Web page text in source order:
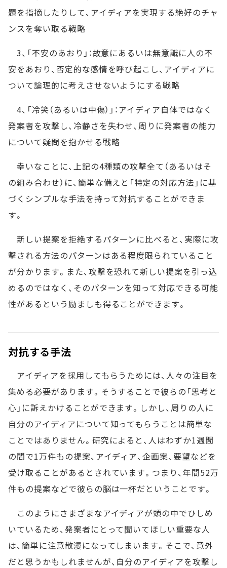
題を指摘したりして、アイディアを実現する絶好のチャ
ンスを奪い取る戦略
3、「不安のあおり」：故意にあるいは無意識に人の不
安をあおり、否定的な感情を呼び起こし、アイディアに
ついて論理的に考えさせないようにする戦略
4、「冷笑（あるいは中傷）」：アイディア自体ではなく
発案者を攻撃し、冷静さを失わせ、周りに発案者の能力
について疑問を抱かせる戦略
幸いなことに、上記の4種類の攻撃全て（あるいはそ
の組み合わせ）に、簡単な備えと「特定の対応方法」に基
づくシンプルな手法を持って対抗することができま
す。
新しい提案を拒絶するパターンに比べると、実際に攻
撃される方法のパターンはある程度限られていること
が分かります。また、攻撃を恐れて新しい提案を引っ込
めるのではなく、そのパターンを知って対応できる可能
性があるという励ましも得ることができます。
対抗する手法
アイディアを採用してもらうためには、人々の注目を
集める必要があります。そうすることで彼らの「思考と
心」に訴えかけることができます。しかし、周りの人に
自分のアイディアについて知ってもらうことは簡単な
ことではありません。研究によると、人はわずか1週間
の間で1万件もの提案、アイディア、企画案、要望などを
受け取ることがあるとされています。つまり、年間52万
件もの提案などで彼らの脳は一杯だということです。
このようにさまざまなアイディアが頭の中でひしめ
いているため、発案者にとって聞いてほしい重要な人
は、簡単に注意散漫になってしまいます。そこで、意外
だと思うかもしれませんが、自分のアイディアを攻撃し